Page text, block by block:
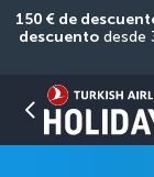
150 € de
descuento desde